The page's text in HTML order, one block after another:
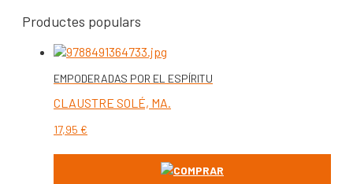
Productes populars
EMPODERADAS POR EL ESPÍRITU
CLAUSTRE SOLÉ, MA.
17,95 €
COMPRAR